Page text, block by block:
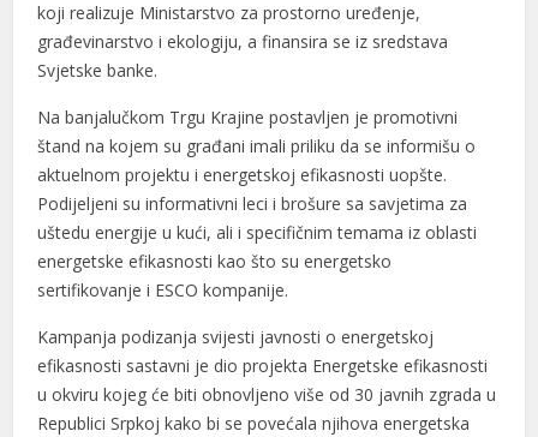
koji realizuje Ministarstvo za prostorno uređenje,
građevinarstvo i ekologiju, a finansira se iz sredstava
Svjetske banke.
Na banjalučkom Trgu Krajine postavljen je promotivni
štand na kojem su građani imali priliku da se informišu o
aktuelnom projektu i energetskoj efikasnosti uopšte.
Podijeljeni su informativni leci i brošure sa savjetima za
uštedu energije u kući, ali i specifičnim temama iz oblasti
energetske efikasnosti kao što su energetsko
sertifikovanje i ESCO kompanije.
Kampanja podizanja svijesti javnosti o energetskoj
efikasnosti sastavni je dio projekta Energetske efikasnosti
u okviru kojeg će biti obnovljeno više od 30 javnih zgrada u
Republici Srpkoj kako bi se povećala njihova energetska